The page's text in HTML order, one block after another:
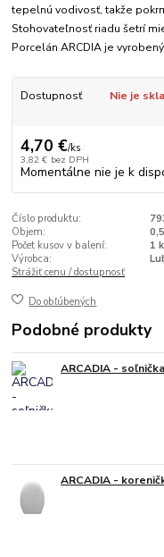
tepelnú vodivosť, takže
Stohovateľnosť riadu šetrí
Porcelán ARCDIA je
Dostupnosť Nie je
4,70 €/ks
3,82 € bez DPH
Momentálne nie je k
Číslo produktu:
Objem:
Počet kusov v balení:
1
Výrobca:
Strážiť cenu / dostupnosť
Do obľúbených
Podobné produkty
ARCADIA -
ARCADIA -